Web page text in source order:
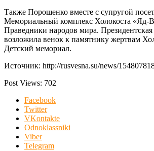
Также Порошенко вместе с супругой
Мемориальный комплекс Холокоста «Яд-
Праведники народов мира. Президентская
возложила венок к памятнику жертвам
Детский мемориал.
Источник: http://rusvesna.su/news/
Post Views: 702
Facebook
Twitter
VKontakte
Odnoklassniki
Viber
Telegram